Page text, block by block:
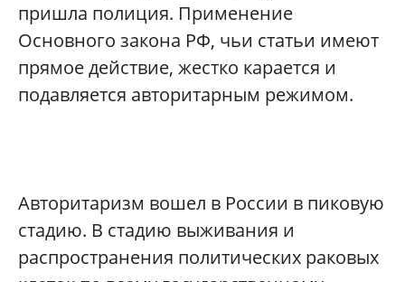
пришла полиция. Применение
Основного закона РФ, чьи статьи имеют
прямое действие, жестко карается и
подавляется авторитарным режимом.
Авторитаризм вошел в России в пиковую
стадию. В стадию выживания и
распространения политических раковых